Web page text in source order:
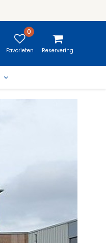
0
Favorieten Reservering